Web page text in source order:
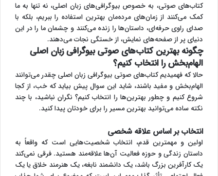
کتاب‌های صوتی، به خصوص بیوگرافی‌های زبان اصلی، نه تنها به ما
کمک می‌کنند از زمان‌های مرده‌مان بهترین استفاده را ببریم، بلکه با
صدای راوی حرفه‌ای، داستان‌ها را زنده می‌کنند و چشمان ما را در این
دنیای پر از صفحه‌های نمایش، از خستگی نجات می‌دهند.
چگونه بهترین کتاب‌های صوتی بیوگرافی زبان اصلی
الهام‌بخش را انتخاب کنیم؟
حالا که فهمیدیم کتاب‌های صوتی بیوگرافی زبان اصلی چقدر می‌توانند
الهام‌بخش و مفید باشند، شاید این سوال پیش بیاید که خب، از کجا
شروع کنیم و چطور بهترین‌ها را انتخاب کنیم؟ نگران نباشید، با چند
نکته ساده می‌توانید بهترین مسیر را برای خودتان پیدا کنید.
انتخاب بر اساس علاقه شخصی
اولین و مهمترین قدم، انتخاب شخصیت‌هایی است که واقعاً به
داستان زندگی و حوزه فعالیت آن‌ها علاقه‌مند هستید. فرقی نمی‌کند
یک کارآفرین بزرگ باشد، یک دانشمند نابغه، یک هنرمند خلاق یا یک